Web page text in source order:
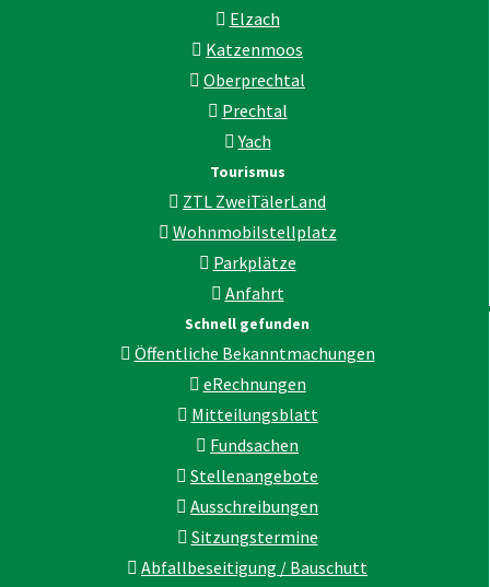
Elzach
Katzenmoos
Oberprechtal
Prechtal
Yach
Tourismus
ZTL ZweiTälerLand
Wohnmobilstellplatz
Parkplätze
Anfahrt
Schnell gefunden
Öffentliche Bekanntmachungen
eRechnungen
Mitteilungsblatt
Fundsachen
Stellenangebote
Ausschreibungen
Sitzungstermine
Abfallbeseitigung / Bauschutt